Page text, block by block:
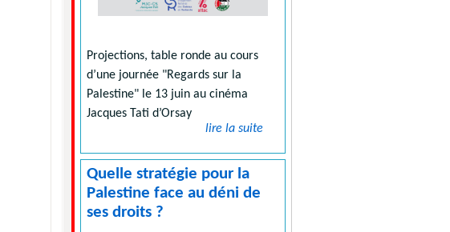
Projections, table ronde au cours
d’une journée "Regards sur la
Palestine" le 13 juin au cinéma
Jacques Tati d’Orsay
lire la suite
Quelle stratégie pour la
Palestine face au déni de
ses droits ?